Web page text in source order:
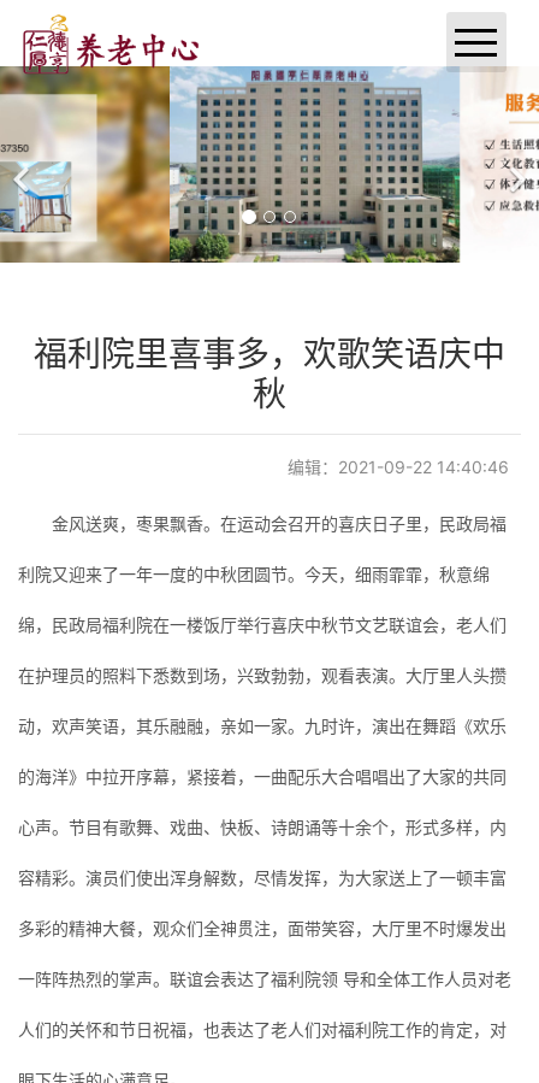
首页
关于我们
新闻中心
服务项目
联系我们
福利院里喜事多，欢歌笑语庆中
秋
编辑：2021-09-22 14:40:46
金风送爽，枣果飘香。在运动会召开的喜庆日子里，民政局福
利院又迎来了一年一度的中秋团圆节。今天，细雨霏霏，秋意绵
绵，民政局福利院在一楼饭厅举行喜庆中秋节文艺联谊会，老人们
在护理员的照料下悉数到场，兴致勃勃，观看表演。大厅里人头攒
动，欢声笑语，其乐融融，亲如一家。九时许，演出在舞蹈《欢乐
的海洋》中拉开序幕，紧接着，一曲配乐大合唱唱出了大家的共同
心声。节目有歌舞、戏曲、快板、诗朗诵等十余个，形式多样，内
容精彩。演员们使出浑身解数，尽情发挥，为大家送上了一顿丰富
多彩的精神大餐，观众们全神贯注，面带笑容，大厅里不时爆发出
一阵阵热烈的掌声。联谊会表达了福利院领 导和全体工作人员对老
人们的关怀和节日祝福，也表达了老人们对福利院工作的肯定，对